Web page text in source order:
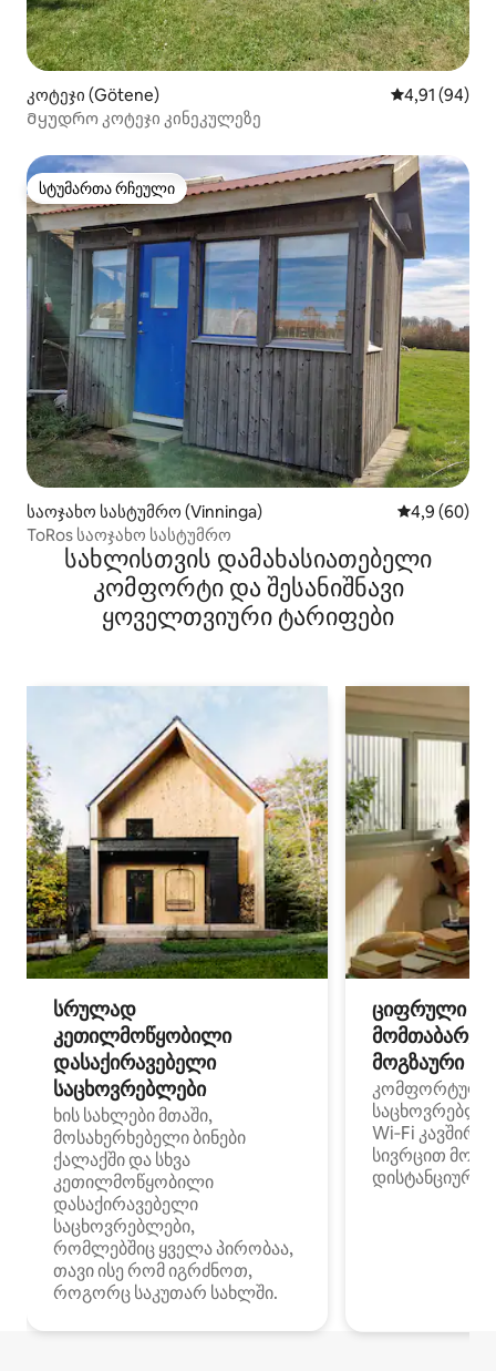
კოტეჯი (Götene) საშუალო
4,91 (94)
Მყუდრო კოტეჯი კინეკულეზე
სტუმართა რჩეული
სტუმართა რჩეული
საოჯახო სასტუმრო (Vinninga) საშუალო
4,9 (60)
ToRos საოჯახო სასტუმრო
სახლისთვის დამახასიათებელი
კომფორტი და შესანიშნავი
ყოველთვიური ტარიფები
სრულად
კეთილმოწყობილი
დასაქირავებელი
საცხოვრებლები
ხის სახლები მთაში,
მოსახერხებელი ბინები
ქალაქში და სხვა
კეთილმოწყობილი
დასაქირავებელი
საცხოვრებლები,
რომლებშიც ყველა პირობაა,
თავი ისე რომ იგრძნოთ,
როგორც საკუთარ სახლში.
ციფრული
მოგზაური
კომფორტული
Wi‑Fi
სივრცით
დისტანციური